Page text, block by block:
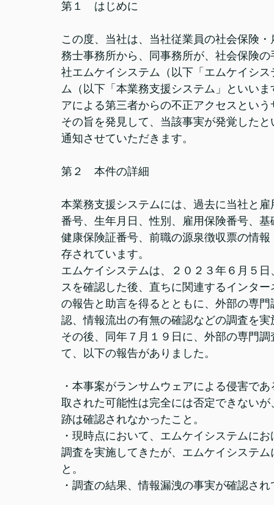
第１　はじめに
この度、当社は、当社従業員の社会保険
務士事務所から、同事務所が、社会保険
社エムケイシステム（以下「エムケイシ
ム（以下「本業務支援システム」といい
アによる第三者からの不正アクセスとい
その旨を発見して、当該事実が発覚した
通知させていただきます。
第２　本件の詳細
本業務支援システムには、過去に当社と
番号、生年月日、性別、雇用保険番号、
健康保険証番号、前職の源泉徴収票の情
存されています。
エムケイシステムは、２０２３年６月５
スを確認した後、直ちに関連するインタ
の報告と助言を得るとともに、外部の専
認、情報流出の有無の確認などの調査を実
その後、同年７月１９日に、外部の専門
て、以下の報告がありました。
・本事案がランサムウェアによる侵害で
取された可能性は完全には否定できない
跡は確認されなかったこと。
・現時点において、エムケイシステムに
調査を実施してきたが、エムケイシステ
と。
・調査の結果、情報漏洩の事実が確認さ